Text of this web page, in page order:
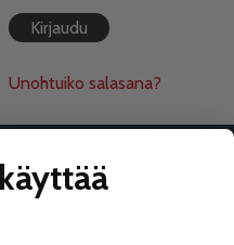
Unohtuiko salasana?